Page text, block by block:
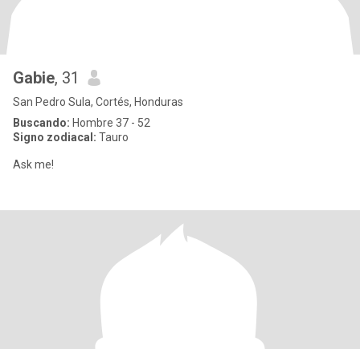
Gabie, 31
San Pedro Sula, Cortés, Honduras
Buscando: Hombre 37 - 52
Signo zodiacal: Tauro
Ask me!